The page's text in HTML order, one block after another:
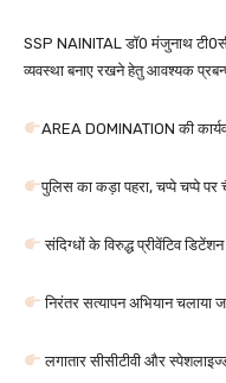
SSP NAINITAL डॉ0 मंजुनाथ
व्यवस्था बनाए रखने हेतु आवश्यक
AREA DOMINATION की
पुलिस का कड़ा पहरा, चप्पे चप्पे पर
संदिग्धों के विरुद्ध प्रीवेंटिव डिटेंशन
निरंतर सत्यापन अभियान चलाया
लगातार सीसीटीवी और